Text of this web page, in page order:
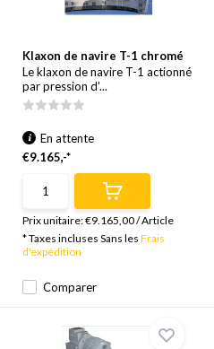
Klaxon de navire T-1 chromé
Le klaxon de navire T-1 actionné
par pression d'...
Comparer
En attente
€9.165,-*
Prix unitaire:€9.165,00/Article
* Taxes incluses Sans les Frais
d'expédition